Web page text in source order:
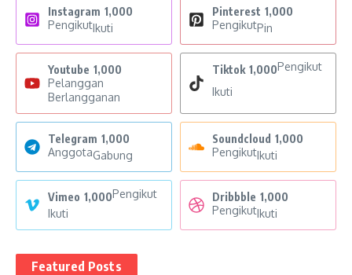
Instagram 1,000
PengikutIkuti
Pinterest 1,000
PengikutPin
Youtube 1,000
Pelanggan
Berlangganan
Tiktok 1,000Pengikut
Ikuti
Telegram 1,000
AnggotaGabung
Soundcloud 1,000
PengikutIkuti
Vimeo 1,000Pengikut
Ikuti
Dribbble 1,000
PengikutIkuti
Featured Posts